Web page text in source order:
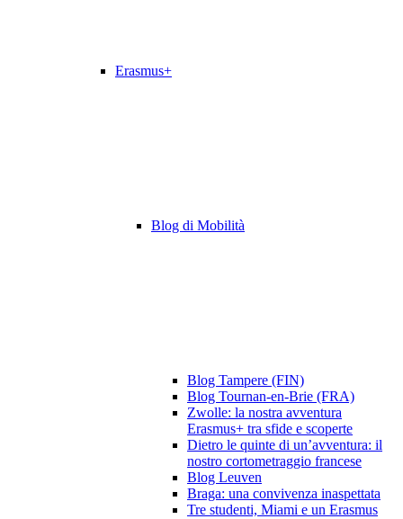
Erasmus+
Blog di Mobilità
Blog Tampere (FIN)
Blog Tournan-en-Brie (FRA)
Zwolle: la nostra avventura
Erasmus+ tra sfide e scoperte
Dietro le quinte di un’avventura: il
nostro cortometraggio francese
Blog Leuven
Braga: una convivenza inaspettata
Tre studenti, Miami e un Erasmus